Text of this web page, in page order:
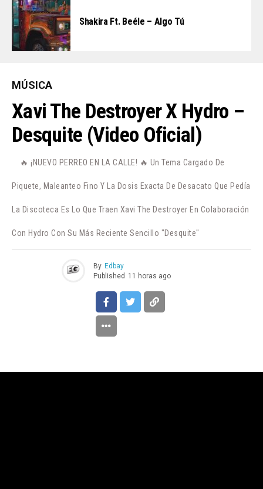
Shakira Ft. Beéle – Algo Tú
MÚSICA
Xavi The Destroyer X Hydro –
Desquite (Video Oficial)
🔥 ¡NUEVO PERREO EN LA CALLE! 🔥 Un Tema Cargado De
Piquete, Maleanteo Fino Y La Dosis Exacta De Desacato Que Pedía
La Discoteca Es Lo Que Traen Xavi The Destroyer En Colaboración
Con Hydro Con Su Más Reciente Sencillo "Desquite"
By Edbay
Published 11 horas ago